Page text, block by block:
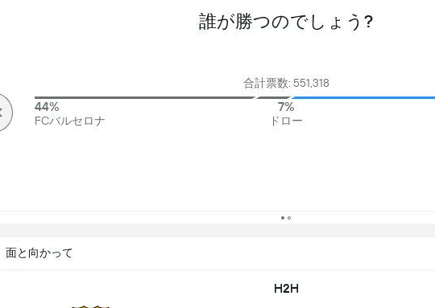
誰が勝つのでしょう?
合計票数: 551,318
44%
FCバルセロナ
7%
ドロー
面と向かって
H2H